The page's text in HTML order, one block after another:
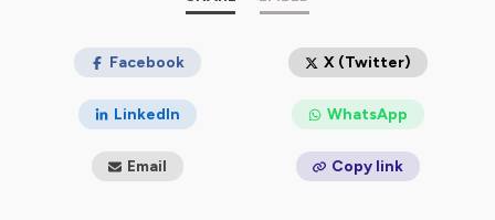
Facebook X (Twitter)
LinkedIn WhatsApp
Email Copy link